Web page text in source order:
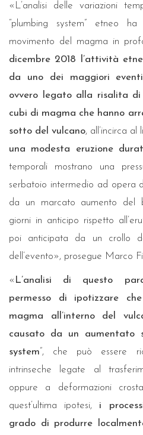
«L’analisi delle variazioni
“plumbing system” etneo
movimento del magma in
dicembre 2018 l’attività
da uno dei maggiori
ovvero legato alla risalita
cubi di magma che hanno
sotto del vulcano, all’incirca al
una modesta eruzione
temporali mostrano una
serbatoio intermedio ad opera
da un marcato aumento del
giorni in anticipo rispetto
poi anticipata da un crollo
dell’evento», prosegue Marco
« L’analisi di questo
permesso di ipotizzare
magma all’interno del
causato da un aumentato
system”, che può essere
intrinseche legate al
oppure a deformazioni
quest’ultima ipotesi, i
grado di produrre